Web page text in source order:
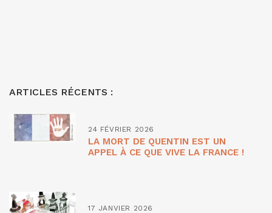
ARTICLES RÉCENTS :
24 FÉVRIER 2026
LA MORT DE QUENTIN EST UN
APPEL À CE QUE VIVE LA FRANCE !
17 JANVIER 2026